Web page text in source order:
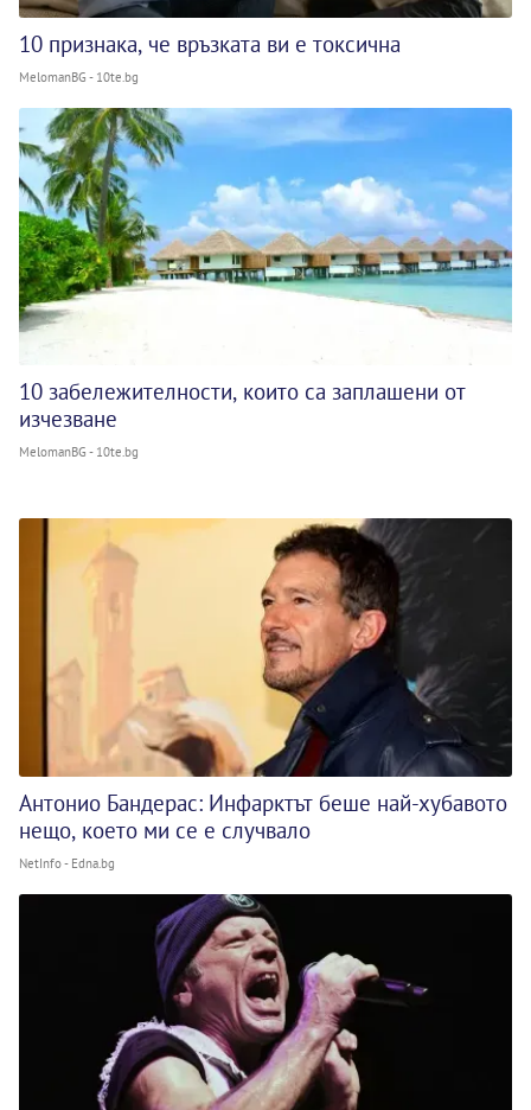
10 признака, че връзката ви е токсична
MelomanBG - 10te.bg
10 забележителности, които са заплашени от
изчезване
MelomanBG - 10te.bg
Антонио Бандерас: Инфарктът беше най-хубавото
нещо, което ми се е случвало
NetInfo - Edna.bg